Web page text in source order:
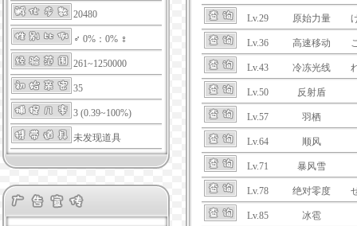
20480
♂ 0%：0% ♀
261~1250000
35
3 (0.39~100%)
未发现道具
Lv.29 原始力量
Lv.36 高速移动
Lv.43 冷冻光线
Lv.50 反射盾
Lv.57 羽栖
Lv.64 顺风
Lv.71 暴风雪
Lv.78 绝对零度
Lv.85 冰雹